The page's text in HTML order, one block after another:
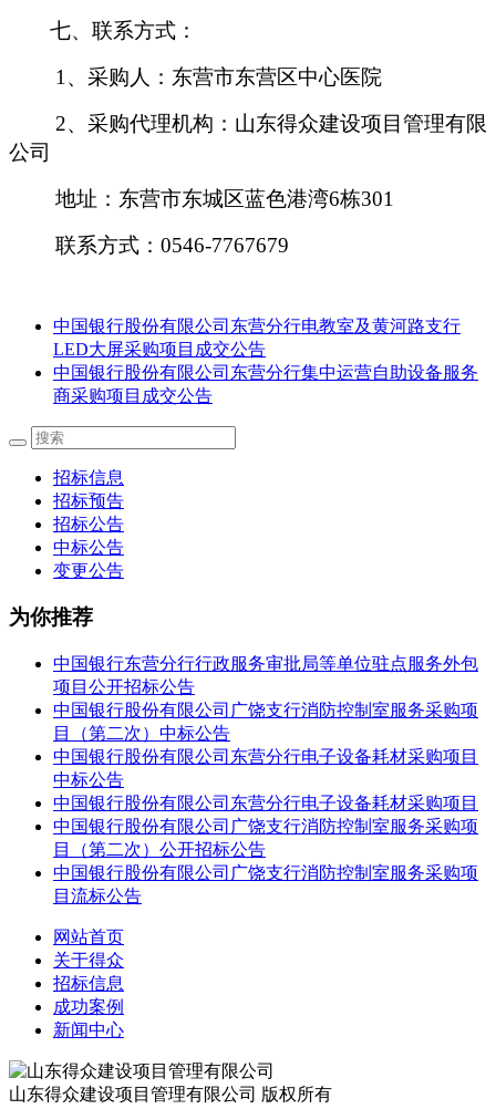
七、联系方式：
1、采购人：东营市东营区中心医院
2、采购代理机构：山东得众建设项目管理有限
公司
地址：东营市东城区蓝色港湾6栋301
联系方式： 0546-7767679
中国银行股份有限公司东营分行电教室及黄河路支行
LED大屏采购项目成交公告
中国银行股份有限公司东营分行集中运营自助设备服务
商采购项目成交公告
招标信息
招标预告
招标公告
中标公告
变更公告
为你推荐
中国银行东营分行行政服务审批局等单位驻点服务外包
项目公开招标公告
中国银行股份有限公司广饶支行消防控制室服务采购项
目（第二次）中标公告
中国银行股份有限公司东营分行电子设备耗材采购项目
中标公告
中国银行股份有限公司东营分行电子设备耗材采购项目
中国银行股份有限公司广饶支行消防控制室服务采购项
目（第二次）公开招标公告
中国银行股份有限公司广饶支行消防控制室服务采购项
目流标公告
网站首页
关于得众
招标信息
成功案例
新闻中心
山东得众建设项目管理有限公司 版权所有